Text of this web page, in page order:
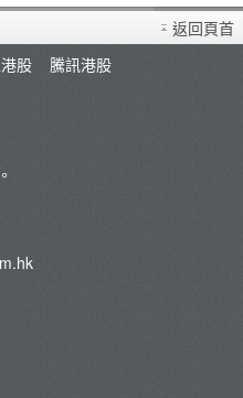
返回頁首
股
騰訊港股